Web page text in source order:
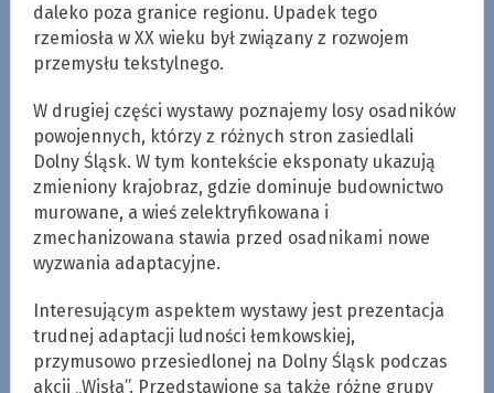
daleko poza granice regionu. Upadek tego
rzemiosła w XX wieku był związany z rozwojem
przemysłu tekstylnego.
W drugiej części wystawy poznajemy losy osadników
powojennych, którzy z różnych stron zasiedlali
Dolny Śląsk. W tym kontekście eksponaty ukazują
zmieniony krajobraz, gdzie dominuje budownictwo
murowane, a wieś zelektryfikowana i
zmechanizowana stawia przed osadnikami nowe
wyzwania adaptacyjne.
Interesującym aspektem wystawy jest prezentacja
trudnej adaptacji ludności łemkowskiej,
przymusowo przesiedlonej na Dolny Śląsk podczas
akcji „Wisła”. Przedstawione są także różne grupy